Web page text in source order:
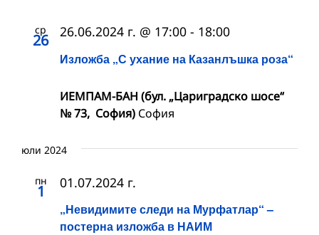
ср
26
Изложба „С ухание на Казанлъшка роза“
26.06.2024 г. @ 17:00 - 18:00
ИЕМПАМ-БАН (бул. „Цариградско шосе“
№ 73, София) София
юли 2024
пн
1
„Невидимите следи на Мурфатлар“ –
постерна изложба в НАИМ
01.07.2024 г.